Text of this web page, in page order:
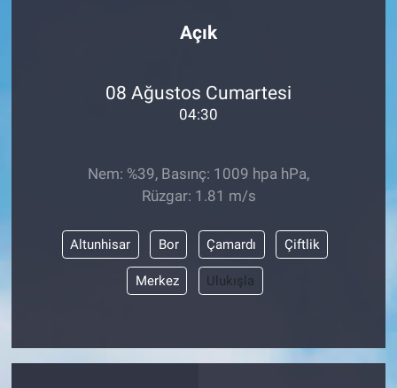
Açık
08 Ağustos Cumartesi
04:30
Nem: %39, Basınç: 1009 hpa hPa,
Rüzgar: 1.81 m/s
Altunhisar Bor Çamardı Çiftlik
Merkez Ulukışla